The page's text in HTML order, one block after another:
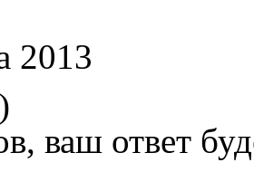
2013
)
ваш ответ